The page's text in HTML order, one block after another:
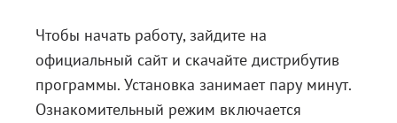
Чтобы начать работу, зайдите на
официальный сайт и скачайте дистрибутив
программы. Установка занимает пару минут.
Ознакомительный режим включается